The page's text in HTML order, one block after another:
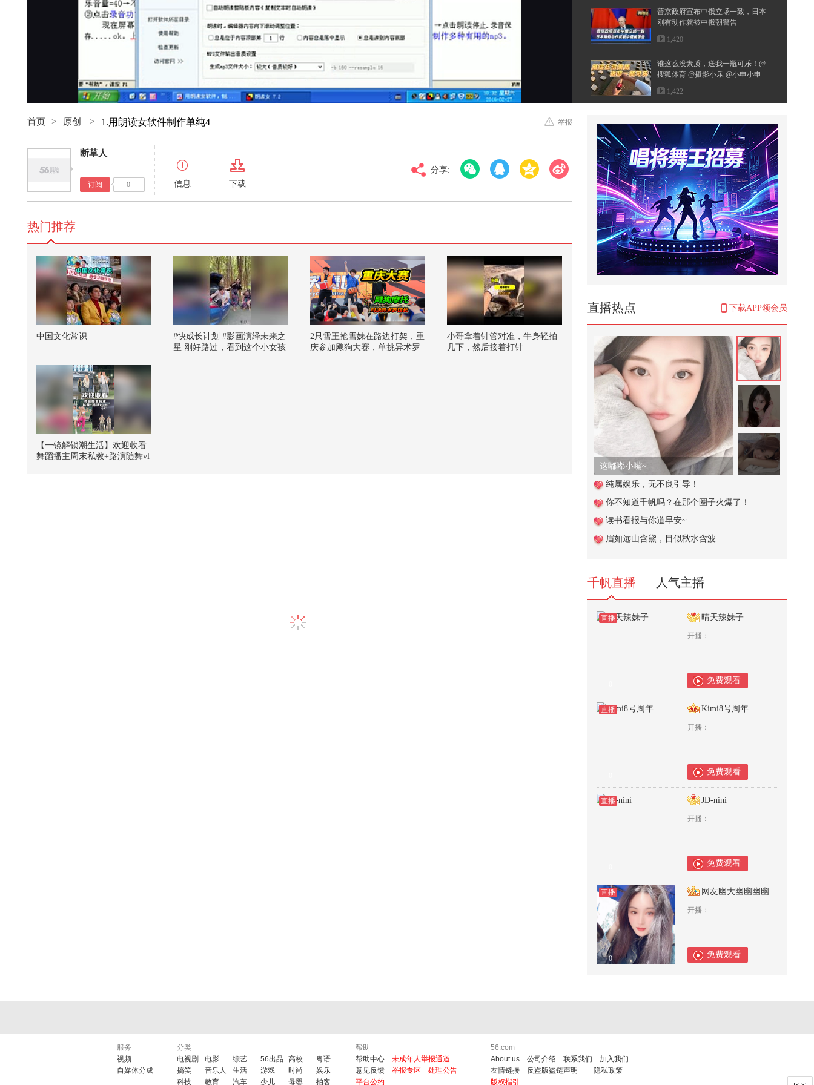
倍速
普京政府宣布中俄立场一致，日本
刚有动作就被中俄朝警告
1,420
谁这么没素质，送我一瓶可乐！@
搜狐体育 @摄影小乐 @小申小申
@郭...
1,422
定，为了朝鲜这事，把中国架在火
上
973
公园小河边玩软弹枪，装备锤头鲨
武器，丛林探险追击野狗
2,954
变形金刚闪耀版第五弹，擎天柱大
战五面怪，治疗基地重新复活
1,100
狐厂大明星️ @林允Jelly 预告来啦#
举起多重的重量
为艺术献身的女神詹妮弗·康纳利，
幻视老婆人间尤物
#文化有时节
18,087
中俄舰队主力在青岛集结完毕，必
320
白俄罗斯国家科学院博士、光梭未
来BULLETRUX总裁成胜惠，2026
首页 > 原创 > 1.用朗读女软件制作单纯4 举报
断草人
订阅 0 信息 下载
分享:
直播热点 下载APP领会员
这嘟嘟小嘴~
纯属娱乐，无不良引导！
你不知道千帆吗？在那个圈子火爆了！
读书看报与你道早安~
眉如远山含黛，目似秋水含波
千帆直播 人气主播
直播 晴天辣妹子
开播：
免费观看
直播 Kimi8号周年
开播：
免费观看
直播 JD-nini
开播：
免费观看
直播
0
网友幽大幽幽幽幽
开播：
免费观看
热门推荐
中国文化常识
#快成长计划 #影画演绎未来之
星 刚好路过，看到这个小女孩
2只雪王抢雪妹在路边打架，重
庆参加飕狗大赛，单挑异术罗
小哥拿着针管对准，牛身轻拍
几下，然后接着打针
【一镜解锁潮生活】欢迎收看
舞蹈播主周末私教+路演随舞vl
服务
视频
自媒体分成
分类
电视剧
电影 综艺 56出品 高校
粤语
搞笑
音乐人 生活 游戏 时尚
娱乐
科技
教育 汽车 少儿 母婴 拍客
帮助
帮助中心
未成年人举报通道
意见反馈
举报专区
处理公告
平台公约
56.com
About us
公司介绍 联系我们
加入我们
友情链接
反盗版盗链声明
隐私政策
版权指引